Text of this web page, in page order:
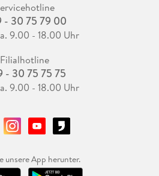
- 30 75 79 00
9.00 - 18.00 Uhr
Filialhotline
- 30 75 75 75
9.00 - 18.00 Uhr
unsere App herunter.